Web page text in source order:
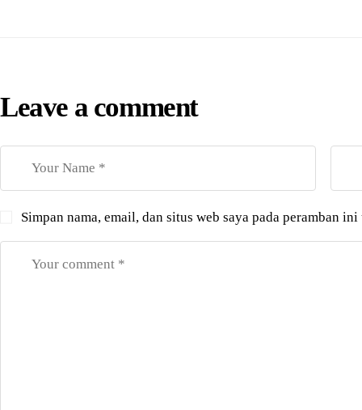
Leave a comment
Simpan nama, email, dan situs web saya pada peramban